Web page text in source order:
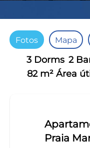
Fotos Mapa
3 Dorms 2
82 m² Área
Praia